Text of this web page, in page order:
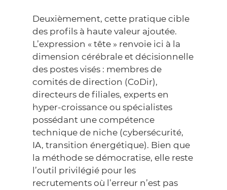
Deuxièmement, cette pratique cible
des profils à haute valeur ajoutée.
L’expression « tête » renvoie ici à la
dimension cérébrale et décisionnelle
des postes visés : membres de
comités de direction (CoDir),
directeurs de filiales, experts en
hyper-croissance ou spécialistes
possédant une compétence
technique de niche (cybersécurité,
IA, transition énergétique). Bien que
la méthode se démocratise, elle reste
l’outil privilégié pour les
recrutements où l’erreur n’est pas